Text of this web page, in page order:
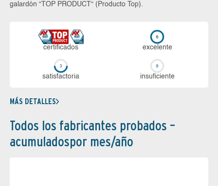
galardón “TOP PRODUCT“ (Producto Top).
certi­ficados ex­ce­len­te
sa­tis­fac­to­ria in­su­fi­cien­te
MÁS DETALLES
Todos los fabricantes probados –
acumuladospor mes/año